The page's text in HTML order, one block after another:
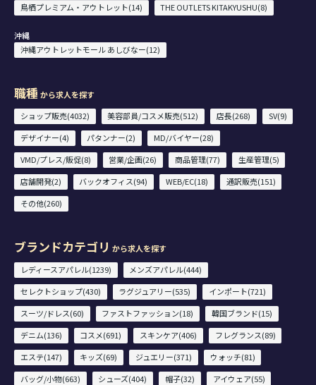
鳥栖プレミアム・アウトレット(14)
THE OUTLETS KITAKYUSHU(8)
沖縄
沖縄アウトレットモール あしびなー(12)
職種 から求人を探す
ショップ販売(4032)
美容部員/コスメ販売(512) 店長(268)
SV(9)
デザイナー(4)
パタンナー(2)
MD/バイヤー(28)
VMD/プレス/販促(8)
営業/企画(26) 商品管理(77)
生産管理(5)
店舗開発(2)
バックオフィス(94) WEB/EC(18)
通訳販売(151)
その他(260)
ブランドカテゴリ から求人を探す
レディースアパレル(1239)
メンズアパレル(444)
セレクトショップ(430)
ラグジュアリー(535)
インポート(721)
スーツ/ドレス(60)
ファストファッション(18)
韓国ブランド(15)
デニム(136)
コスメ(691) スキンケア(406)
フレグランス(89)
エステ(147)
キッズ(69) ジュエリー(371)
ウォッチ(81)
バッグ/小物(663)
シューズ(404) 帽子(32)
アイウェア(55)